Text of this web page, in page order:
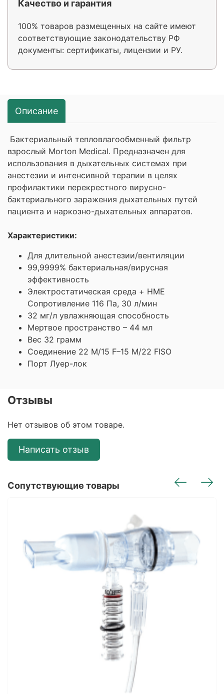
Качество и гарантия
100% товаров размещенных на сайте имеют
соответствующие законодательству РФ
документы: сертификаты, лицензии и РУ.
Описание
Бактериальный тепловлагообменный фильтр
взрослый Morton Medical. Предназначен для
использования в дыхательных системах при
анестезии и интенсивной терапии в целях
профилактики перекрестного вирусно-
бактериального заражения дыхательных путей
пациента и наркозно-дыхательных аппаратов.
Характеристики:
Для длительной анестезии/вентиляции
99,9999% бактериальная/вирусная
эффективность
Электростатическая среда + HME
Сопротивление 116 Па, 30 л/мин
32 мг/л увлажняющая способность
Мертвое пространство – 44 мл
Вес 32 грамм
Соединение 22 M/15 F–15 M/22 FISO
Порт Луер-лок
Отзывы
Нет отзывов об этом товаре.
Написать отзыв
Сопутствующие товары